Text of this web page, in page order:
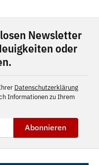
Newsletter
oder
Datenschutzerklärung
Informationen zu Ihrem
Abonnieren